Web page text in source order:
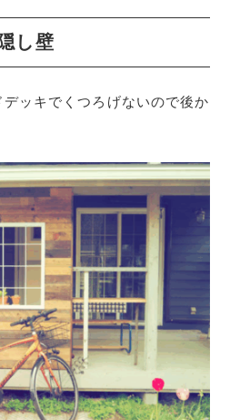
し壁
ッキでくつろげないので後か